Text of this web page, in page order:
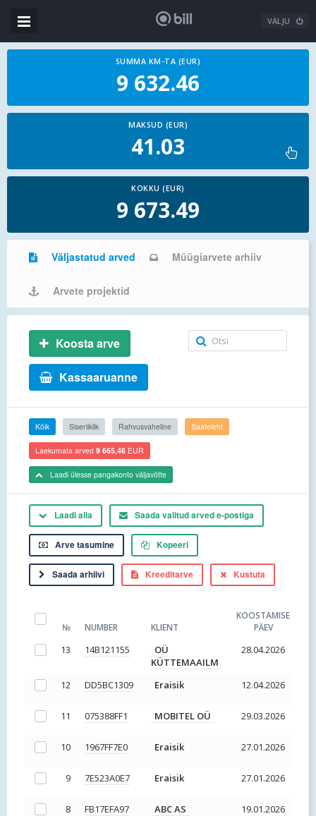
SUMMA KM-TA (EUR)
9 632.46
MAKSUD (EUR)
41.03
KOKKU (EUR)
9 673.49
Väljastatud arved Müügiarvete arhiiv
Arvete projektid
Koosta arve
Kassaaruanne
Kõik Siseriiklik Rahvusvaheline Saateleht
Laekumata arved 9 665,46 EUR
Laadi ülesse pangakonto väljavõtte
Laadi alla Saada valitud arved e-postiga
Arve tasumine Kopeeri
Saada arhiivi Kreeditarve Kustuta
№ NUMBER KLIENT
KOOSTAMISE
PÄEV
13 14B121155
OÜ
KÜTTEMAAILM
28.04.2026
12 DD5BC1309 Eraisik 12.04.2026
11 075388FF1 MOBITEL OÜ 29.03.2026
10 1967FF7E0 Eraisik 27.01.2026
9 7E523A0E7 Eraisik 27.01.2026
8 FB17EFA97 ABC AS 19.01.2026
VÄLJU